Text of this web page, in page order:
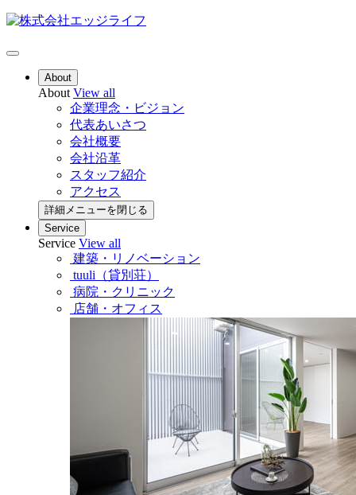
About
About View all
企業理念・ビジョン
代表あいさつ
会社概要
会社沿革
スタッフ紹介
アクセス
詳細メニューを閉じる
Service
Service View all
建築・リノベーション
tuuli（貸別荘）
病院・クリニック
店舗・オフィス